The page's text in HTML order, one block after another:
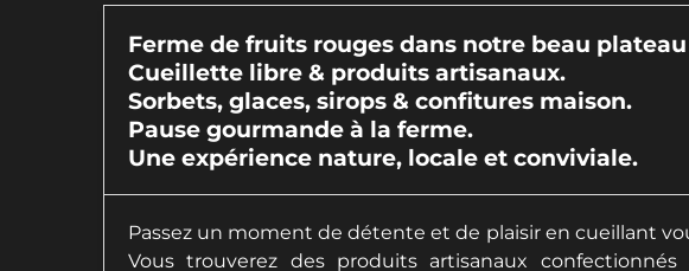
Ferme de fruits rouges dans notre beau
Cueillette libre & produits artisanaux.
Sorbets, glaces, sirops & confitures maison.
Pause gourmande à la ferme.
Une expérience nature, locale et conviviale.
Passez un moment de détente et de plaisir en cueillant
Vous trouverez des produits artisanaux